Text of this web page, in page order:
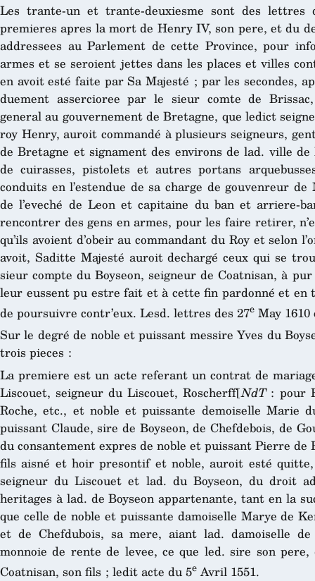
Les trante-un et trante-deuxiesme sont des
premieres apres la mort de Henry IV, son pere, et du
addressees au Parlement de cette Province, pour
armes et se seroient jettes dans les places et villes
en avoit esté faite par Sa Majesté ; par les secondes,
duement assercioree par le sieur comte de
general au gouvernement de Bretagne, que ledict
roy Henry, auroit commandé à plusieurs seigneurs,
de Bretagne et signament des environs de lad. ville
de cuirasses, pistolets et autres portans
conduits en l’estendue de sa charge de gouvenreur
de l’eveché de Leon et capitaine du ban et arriere-
rencontrer des gens en armes, pour les faire retirer,
qu’ils avoient d’obeir au commandant du Roy et selon
avoit, Saditte Majesté auroit dechargé ceux qui se
sieur compte du Boyseon, seigneur de Coatnisan, à
leur eussent pu estre fait et à cette fin pardonné et en
de poursuivre contr’eux. Lesd. lettres des 27e May
Sur le degré de noble et puissant messire Yves du
trois pieces :
La premiere est un acte referant un contrat de
Liscouet, seigneur du Liscouet, Roscherff[NdT: pour
Roche, etc., et noble et puissante demoiselle Marie
puissant Claude, sire de Boyseon, de Chefdebois, de
du consantement expres de noble et puissant Pierre de
fils aisné et hoir presontif et noble, auroit esté
seigneur du Liscouet et lad. du Boyseon, du droit
heritages à lad. de Boyseon appartenante, tant en la
que celle de noble et puissante damoiselle Marye de
et de Chefdubois, sa mere, aiant lad. damoiselle
monnoie de rente de levee, ce que led. sire son
Coatnisan, son fils ; ledit acte du 5eAvril 1551.